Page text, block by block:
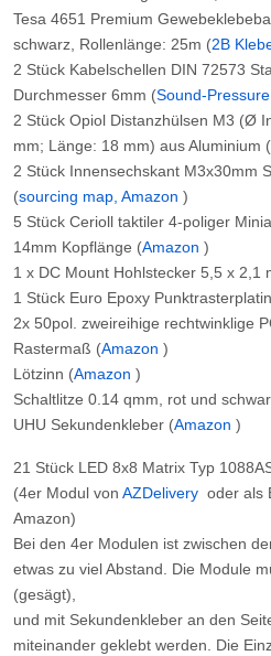
Tesa 4651 Premium
schwarz, Rollenlänge: 25m (2B
2 Stück Kabelschellen DIN 72573
Durchmesser 6mm (Sound-
2 Stück Opiol Distanzhülsen M3 (Ø
mm; Länge: 18 mm) aus Aluminium (
2 Stück Innensechskant M3x30mm
(sourcing map, Amazon )
5 Stück Cerioll taktiler 4-poliger
14mm Kopflänge (Amazon )
1 x DC Mount Hohlstecker 5,5 x 2,1
1 Stück Euro Epoxy
2x 50pol. zweireihige rechtwinklige
Rastermaß (Amazon )
Lötzinn (Amazon )
Schaltlitze 0.14 qmm, rot und
UHU Sekundenkleber (Amazon )
21 Stück LED 8x8 Matrix Typ
(4er Modul von AZDelivery oder als
Amazon)
Bei den 4er Modulen ist zwischen
etwas zu viel Abstand. Die Module
(gesägt),
und mit Sekundenkleber an den
miteinander geklebt werden. Die